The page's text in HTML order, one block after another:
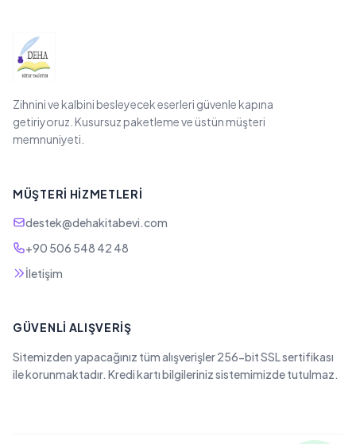
Zihnini ve kalbini besleyecek eserleri güvenle kapına
getiriyoruz. Kusursuz paketleme ve üstün müşteri
memnuniyeti.
MÜŞTERI HIZMETLERI
destek@dehakitabevi.com
+90 506 548 42 48
İletişim
GÜVENLI ALIŞVERIŞ
Sitemizden yapacağınız tüm alışverişler 256-bit SSL sertifikası
ile korunmaktadır. Kredi kartı bilgileriniz sistemimizde tutulmaz.